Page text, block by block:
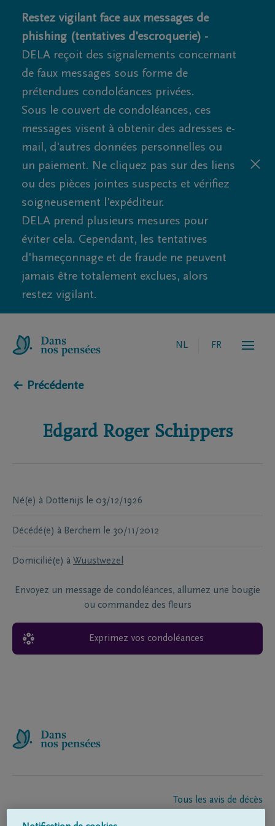
Restez vigilant face aux messages de
phishing (tentatives d'escroquerie) -
DELA reçoit des signalements concernant
de faux messages sous forme de
prétendues condoléances privées.
Sous le couvert de condoléances, ces
messages visent à obtenir des adresses e-
mail, d'autres données personnelles ou
un paiement. Ne cliquez pas sur des liens
ou des pièces jointes suspects et vérifiez
soigneusement l'expéditeur.
DELA prend plusieurs mesures pour
éviter cela. Cependant, les tentatives
d'hameçonnage et de fraude ne peuvent
jamais être totalement exclues, alors
restez vigilant.
NL FR
← Précédente
Edgard Roger Schippers
Né(e) à Dottenijs le 03/12/1926
Décédé(e) à Berchem le 30/11/2012
Domicilié(e) à Wuustwezel
Envoyez un message de condoléances, allumez une bougie
ou commandez des fleurs
Exprimez vos condoléances
Tous les avis de décès